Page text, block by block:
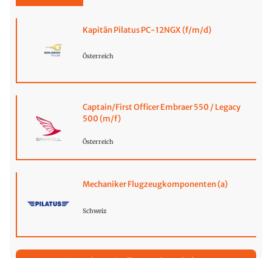
Kapitän Pilatus PC-12NGX (f/m/d)
Österreich
Captain/First Officer Embraer 550 / Legacy
500 (m/f)
Österreich
Mechaniker Flugzeugkomponenten (a)
Schweiz